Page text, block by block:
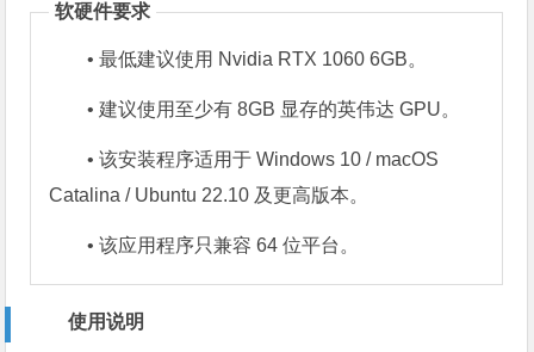
软硬件要求
• 最低建议使用 Nvidia RTX 1060 6GB。
• 建议使用至少有 8GB 显存的英伟达 GPU。
• 该安装程序适用于 Windows 10 / macOS
Catalina / Ubuntu 22.10 及更高版本。
• 该应用程序只兼容 64 位平台。
使用说明